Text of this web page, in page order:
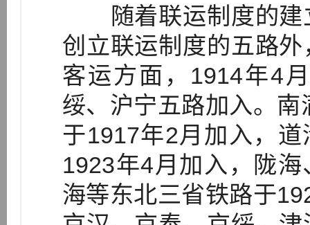
随着联运制度的建
创立联运制度的五路
客运方面，1914年4
绥、沪宁五路加入。
于1917年2月加入，
1923年4月加入，陇
海等东北三省铁路于